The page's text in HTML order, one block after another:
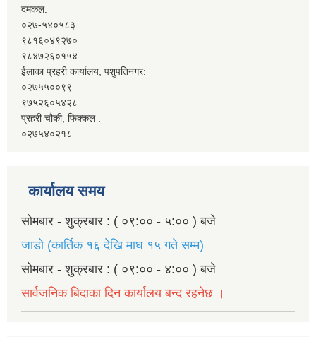
दमकल:
०२७-५४०५८३
९८१६०४९२७०
९८४७२६०१५४
ईलाका प्रहरी कार्यालय, पशुपतिनगर:
०२७५५००९९
९७५२६०५४२८
प्रहरी चौकी, फिक्कल :
०२७५४०२१८
कार्यालय समय
सोमबार - शुक्रबार : ( ०९:०० - ५:०० ) बजे
जाडो (कार्तिक १६ देखि माघ १५ गते सम्म)
सोमबार - शुक्रबार : ( ०९:०० - ४:०० ) बजे
सार्वजनिक बिदाका दिन कार्यालय बन्द रहनेछ ।